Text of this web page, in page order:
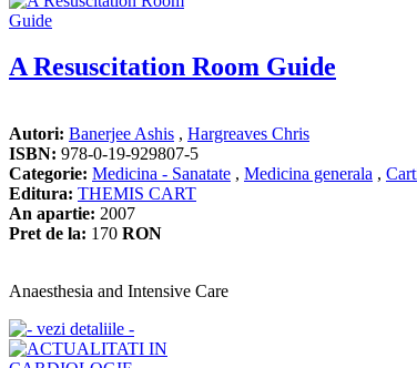
A Resuscitation Room Guide
Autori: Banerjee Ashis , Hargreaves Chris
ISBN: 978-0-19-929807-5
Categorie: Medicina - Sanatate , Medicina generala ,
Editura: THEMIS CART
An apartie: 2007
Pret de la: 170 RON
Anaesthesia and Intensive Care